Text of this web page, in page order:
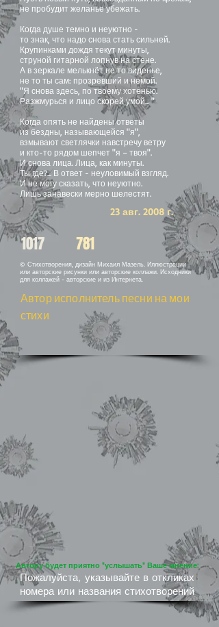
не пробудит желанье убежать.
Когда душе темно и неуютно -
то знак, что надо снова стать сильней.
Крупинками дождя текут минуты,
струной гитарной лопнув на стене.
А в зеркале мелькнёт не то виденье,
не то ты сам: прозревший и немой.
"Я снова здесь, по твоему хотенью.
Разжмурься и лицо скорей умой... "
Когда опять не найдены ответы
из бездны, называющейся "я",
взмывают светлячки навстречу ветру
и кто-то рядом шепчет "я – твоя".
И снова лица. Лица, как минуты.
Ты где?... В ответ - неуловимый взгляд.
И не могу сказать, что неуютно.
Лишь занавески мерно шелестят.
23 авг. 2008 г.
1017 781
© Стихотворения, дизайн Михаил Мазель. Иллюстрации
или авторские рисунки или авторские коллажи. Исходники
для коллажей - авторские и из Интернета.
Автор исполнитель песни на мои
стихи
Автору будет приятно "услышать" Ваше мнение:
Пожалуйста, указывайте в откликах
номера или названия стихотворений